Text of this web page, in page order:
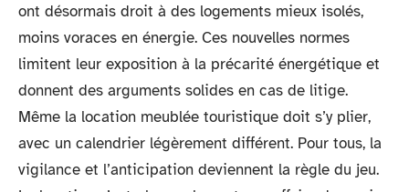
ont désormais droit à des logements mieux isolés,
moins voraces en énergie. Ces nouvelles normes
limitent leur exposition à la précarité énergétique et
donnent des arguments solides en cas de litige.
Même la location meublée touristique doit s’y plier,
avec un calendrier légèrement différent. Pour tous, la
vigilance et l’anticipation deviennent la règle du jeu.